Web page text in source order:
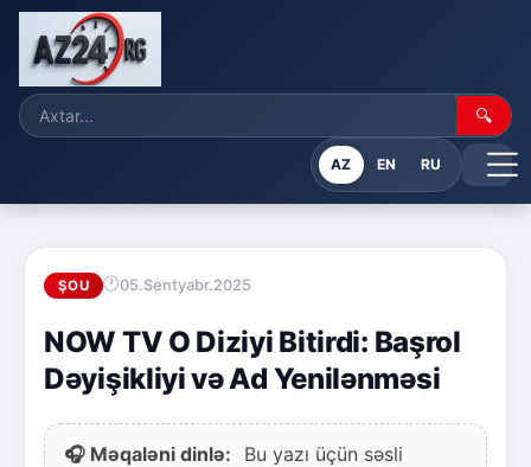
🔍
AZ EN RU
ŞOU 05.Sentyabr.2025
NOW TV O Diziyi Bitirdi: Başrol
Dəyişikliyi və Ad Yenilənməsi
🎧 Məqaləni dinlə:
Bu yazı üçün səsli